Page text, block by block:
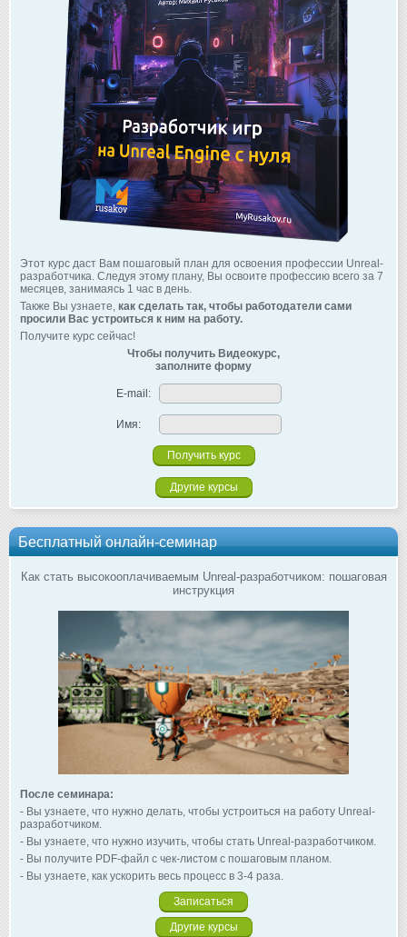
Этот курс даст Вам пошаговый план для освоения профессии Unreal-
разработчика. Следуя этому плану, Вы освоите профессию всего за 7
месяцев, занимаясь 1 час в день.
Также Вы узнаете, как сделать так, чтобы работодатели сами
просили Вас устроиться к ним на работу.
Получите курс сейчас!
Чтобы получить Видеокурс,
заполните форму
E-mail:
Имя:
Другие курсы
Бесплатный онлайн-семинар
Как стать высокооплачиваемым Unreal-разработчиком: пошаговая
инструкция
После семинара:
- Вы узнаете, что нужно делать, чтобы устроиться на работу Unreal-
разработчиком.
- Вы узнаете, что нужно изучить, чтобы стать Unreal-разработчиком.
- Вы получите PDF-файл с чек-листом с пошаговым планом.
- Вы узнаете, как ускорить весь процесс в 3-4 раза.
Записаться
Другие курсы